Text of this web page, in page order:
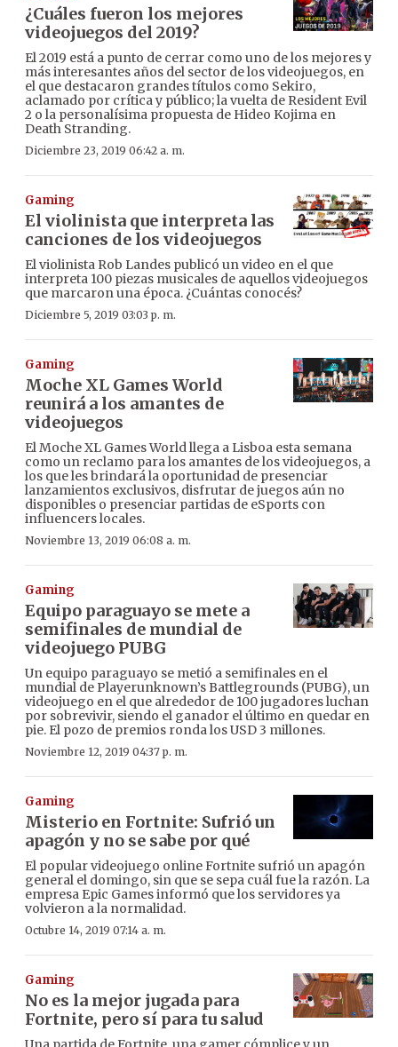
¿Cuáles fueron los mejores
videojuegos del 2019?
El 2019 está a punto de cerrar como uno de los mejores y
más interesantes años del sector de los videojuegos, en
el que destacaron grandes títulos como Sekiro,
aclamado por crítica y público; la vuelta de Resident Evil
2 o la personalísima propuesta de Hideo Kojima en
Death Stranding.
Diciembre 23, 2019 06:42 a. m.
Gaming
El violinista que interpreta las
canciones de los videojuegos
El violinista Rob Landes publicó un video en el que
interpreta 100 piezas musicales de aquellos videojuegos
que marcaron una época. ¿Cuántas conocés?
Diciembre 5, 2019 03:03 p. m.
Gaming
Moche XL Games World
reunirá a los amantes de
videojuegos
El Moche XL Games World llega a Lisboa esta semana
como un reclamo para los amantes de los videojuegos, a
los que les brindará la oportunidad de presenciar
lanzamientos exclusivos, disfrutar de juegos aún no
disponibles o presenciar partidas de eSports con
influencers locales.
Noviembre 13, 2019 06:08 a. m.
Gaming
Equipo paraguayo se mete a
semifinales de mundial de
videojuego PUBG
Un equipo paraguayo se metió a semifinales en el
mundial de Playerunknown’s Battlegrounds (PUBG), un
videojuego en el que alrededor de 100 jugadores luchan
por sobrevivir, siendo el ganador el último en quedar en
pie. El pozo de premios ronda los USD 3 millones.
Noviembre 12, 2019 04:37 p. m.
Gaming
Misterio en Fortnite: Sufrió un
apagón y no se sabe por qué
El popular videojuego online Fortnite sufrió un apagón
general el domingo, sin que se sepa cuál fue la razón. La
empresa Epic Games informó que los servidores ya
volvieron a la normalidad.
Octubre 14, 2019 07:14 a. m.
Gaming
No es la mejor jugada para
Fortnite, pero sí para tu salud